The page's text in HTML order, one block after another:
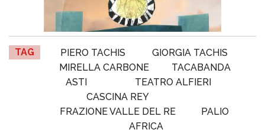
TAG PIERO TACHIS
GIORGIA TACHIS
MIRELLA CARBONE
TACABANDA
ASTI
TEATRO ALFIERI
CASCINA REY
FRAZIONE VALLE DEL RE
PALIO
AFRICA